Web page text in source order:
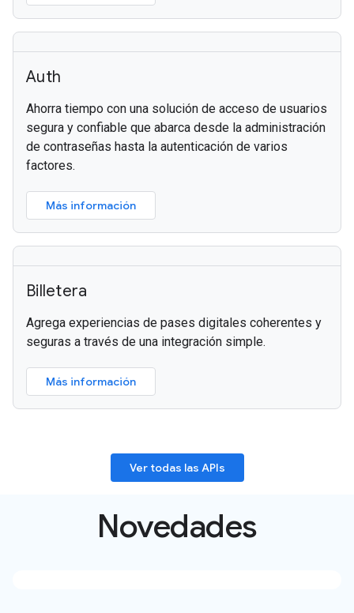
Auth
Ahorra tiempo con una solución de acceso de usuarios
segura y confiable que abarca desde la administración
de contraseñas hasta la autenticación de varios
factores.
Más información
Billetera
Agrega experiencias de pases digitales coherentes y
seguras a través de una integración simple.
Más información
Ver todas las APIs
Novedades